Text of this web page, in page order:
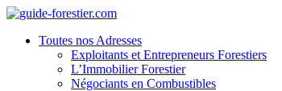
Toutes nos Adresses
Exploitants et Entrepreneurs Forestiers
L’Immobilier Forestier
Négociants en Combustibles